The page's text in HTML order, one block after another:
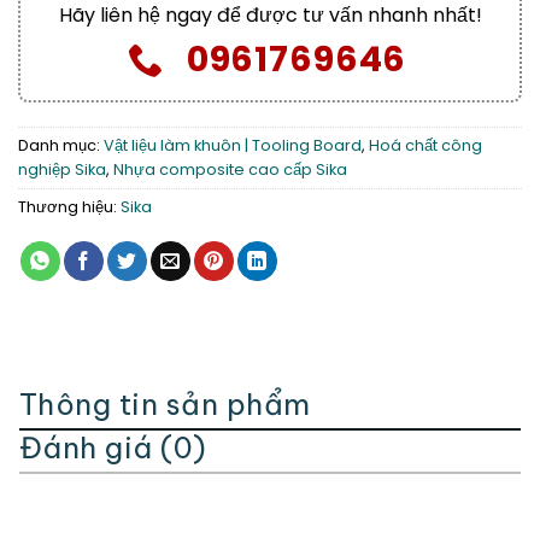
Hãy liên hệ ngay để được tư vấn nhanh nhất!
0961769646
Danh mục: Vật liệu làm khuôn | Tooling Board, Hoá chất công
nghiệp Sika, Nhựa composite cao cấp Sika
Thương hiệu: Sika
Thông tin sản phẩm
Đánh giá (0)